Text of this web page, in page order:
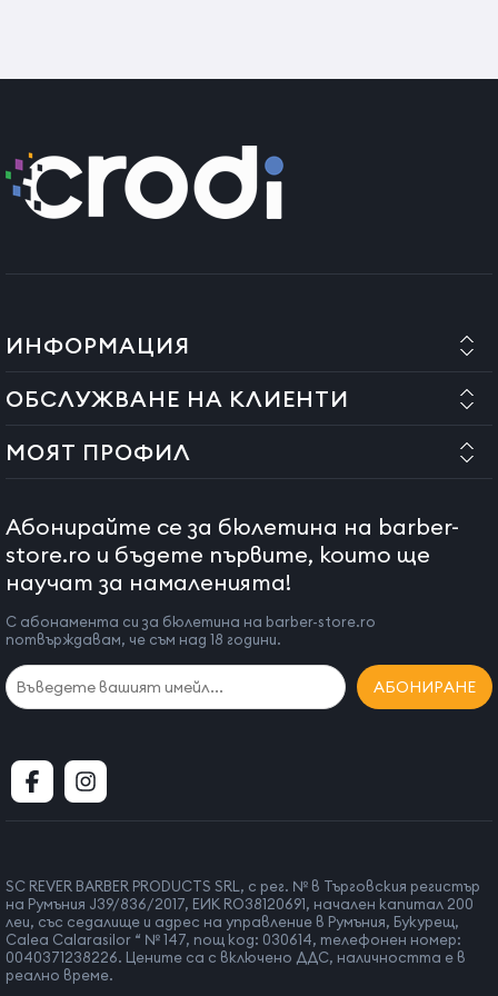
Начин на употреба
За правилното използване на лосиона преди епилация,
производителя и имайте в предвид ако имате алергии или
ИНФОРМАЦИЯ
ОБСЛУЖВАНЕ НА КЛИЕНТИ
МОЯТ ПРОФИЛ
Абонирайте се за бюлетина на barber-
store.ro и бъдете първите, които ще
научат за намаленията!
С абонамента си за бюлетина на barber-store.ro
потвърждавам, че съм над 18 години.
АБОНИРАНЕ
SC REVER BARBER PRODUCTS SRL, с рег. № в Търговския регистър
на Румъния J39/836/2017, ЕИК RO38120691, начален капитал 200
леи, със седалище и адрес на управление в Румъния, Букурещ,
Calea Calarasilor “ № 147, пощ код: 030614, телефонен номер:
0040371238226. Цените са с включено ДДС, наличността е в
реално време.